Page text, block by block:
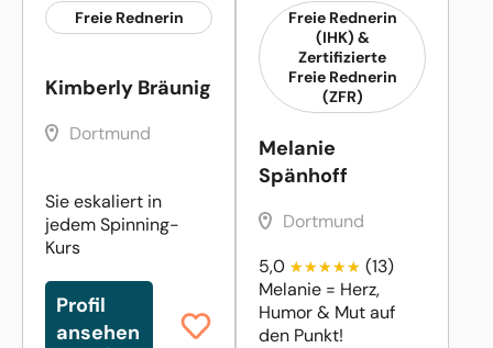
Freie Rednerin
Kimberly Bräunig
Dortmund
Sie eskaliert in
jedem Spinning-
Kurs
Profil
ansehen
Freie Rednerin
(IHK) &
Zertifizierte
Freie Rednerin
(ZFR)
Melanie
Spänhoff
Dortmund
5,0
(13)
Melanie = Herz,
Humor & Mut auf
den Punkt!